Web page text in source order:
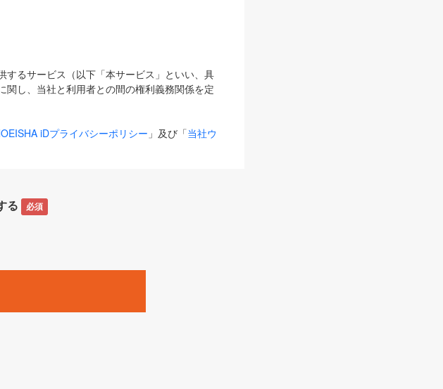
るサービス（以下「本サービス」といい、具
し、当社と利用者との間の権利義務関係を定
iDプライバシーポリシー 」及び「当社ウ
容が変更された場合、変更後のサービスを含
キャンペーンをいいます。
」「ECzine」「Biz/Zine」「HRzine」
る 必須